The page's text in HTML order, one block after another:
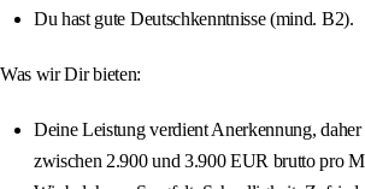
Du hast gute Deutschkenntnisse (mind. B2).
Was wir Dir bieten:
Deine Leistung verdient Anerkennung,
zwischen 2.900 und 3.900 EUR brutto pro